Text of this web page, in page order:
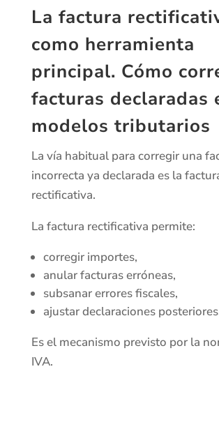
La factura
como herramienta
principal. Cómo
facturas declaradas
modelos tributarios
La vía habitual para corregir una
incorrecta ya declarada es la
rectificativa.
La factura rectificativa permite:
corregir importes,
anular facturas erróneas,
subsanar errores fiscales,
ajustar declaraciones
Es el mecanismo previsto por la
IVA.